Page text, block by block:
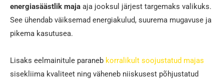
energiasäästlik maja aja jooksul järjest targemaks valikuks.
See ühendab väiksemad energiakulud, suurema mugavuse ja
pikema kasutusea.
Lisaks eelmainitule paraneb korralikult soojustatud majas
sisekliima kvaliteet ning väheneb niiskusest põhjustatud